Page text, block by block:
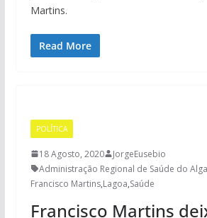
Martins.
Read More
POLÍTICA
18 Agosto, 2020
JorgeEusebio
Administração Regional de Saúde do
Francisco Martins,Lagoa,Saúde
Francisco Martins